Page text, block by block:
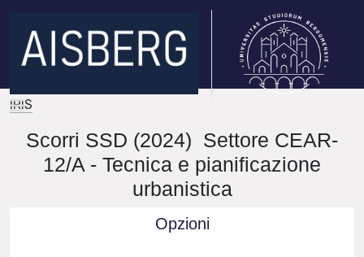
IRIS
Scorri SSD (2024) Settore CEAR-
12/A - Tecnica e pianificazione
urbanistica
Opzioni